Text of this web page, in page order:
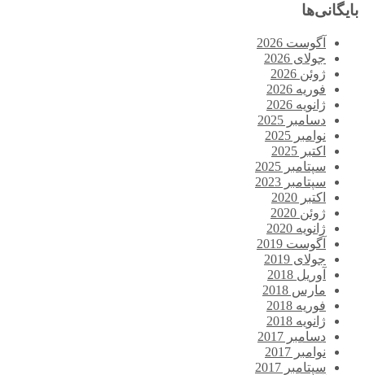
بایگانی‌ها
آگوست 2026
جولای 2026
ژوئن 2026
فوریه 2026
ژانویه 2026
دسامبر 2025
نوامبر 2025
اکتبر 2025
سپتامبر 2025
سپتامبر 2023
اکتبر 2020
ژوئن 2020
ژانویه 2020
آگوست 2019
جولای 2019
آوریل 2018
مارس 2018
فوریه 2018
ژانویه 2018
دسامبر 2017
نوامبر 2017
سپتامبر 2017